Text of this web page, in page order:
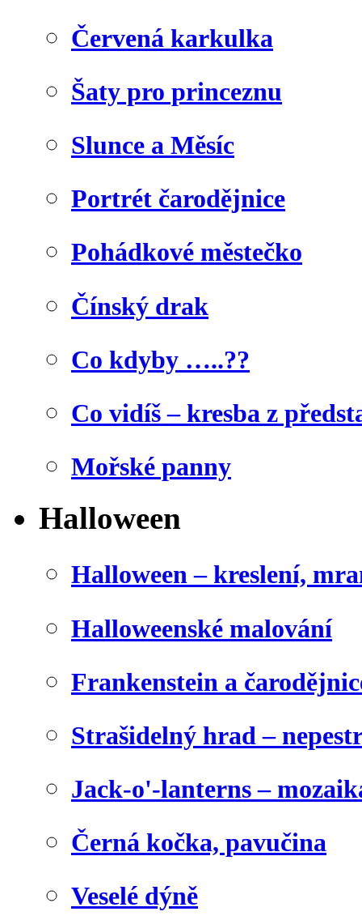
Červená karkulka
Šaty pro princeznu
Slunce a Měsíc
Portrét čarodějnice
Pohádkové městečko
Čínský drak
Co kdyby …..??
Co vidíš – kresba z
Mořské panny
Halloween
Halloween – kreslení,
Halloweenské malování
Frankenstein a
Strašidelný hrad –
Jack-o'-lanterns –
Černá kočka, pavučina
Veselé dýně